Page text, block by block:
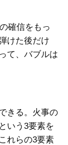
確信をもっ
けた後だけ
て、バブルは
きる。火事の
いう3要素を
れらの3要素